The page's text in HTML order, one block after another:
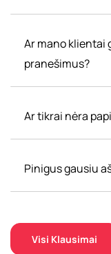
Ar mano klientai
pranešimus?
Ar tikrai nėra
Pinigus gausiu
Visi Klausimai